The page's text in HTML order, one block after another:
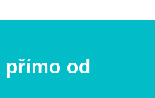
přímo od